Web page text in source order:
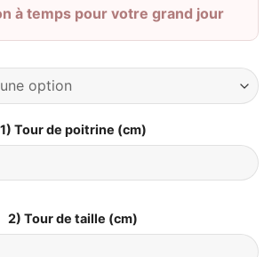
à temps pour votre grand jour
1) Tour de poitrine (cm)
2) Tour de taille (cm)